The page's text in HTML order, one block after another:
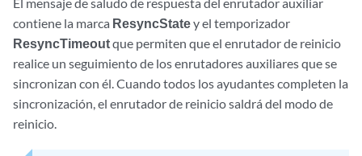
contiene la marca ResyncStatey el temporizador
ResyncTimeoutque permiten que el enrutador de reinicio
realice un seguimiento de los enrutadores auxiliares que se
sincronizan con él. Cuando todos los ayudantes completen la
sincronización, el enrutador de reinicio saldrá del modo de
reinicio.